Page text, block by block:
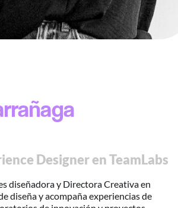
Designer en TeamLabs
diseñadora y Directora Creativa en
diseña y acompaña experiencias de